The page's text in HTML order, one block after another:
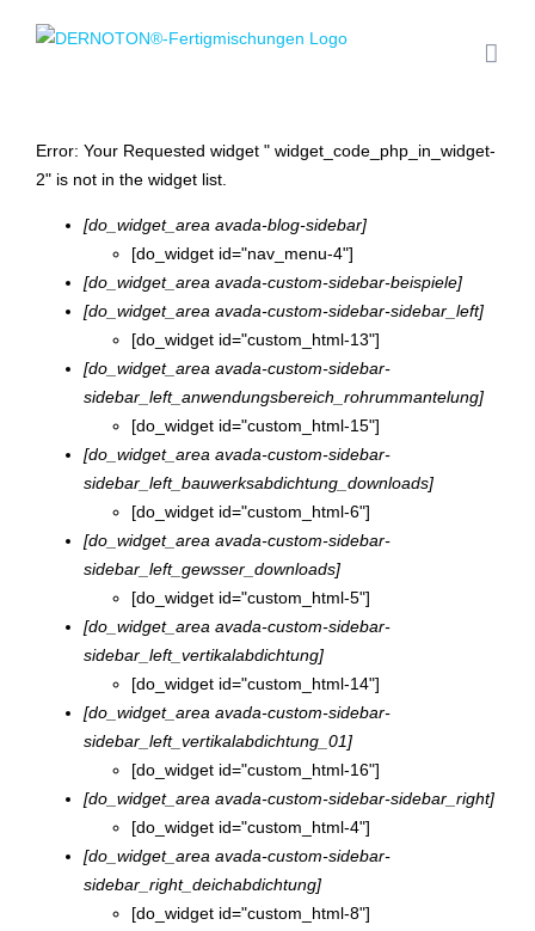
Inhalt
Error: Your Requested widget " widget_code_php_in_widget-
2" is not in the widget list.
[do_widget_area avada-blog-sidebar]
[do_widget id="nav_menu-4"]
[do_widget_area avada-custom-sidebar-beispiele]
[do_widget_area avada-custom-sidebar-sidebar_left]
[do_widget id="custom_html-13"]
[do_widget_area avada-custom-sidebar-
sidebar_left_anwendungsbereich_rohrummantelung]
[do_widget id="custom_html-15"]
[do_widget_area avada-custom-sidebar-
sidebar_left_bauwerksabdichtung_downloads]
[do_widget id="custom_html-6"]
[do_widget_area avada-custom-sidebar-
sidebar_left_gewsser_downloads]
[do_widget id="custom_html-5"]
[do_widget_area avada-custom-sidebar-
sidebar_left_vertikalabdichtung]
[do_widget id="custom_html-14"]
[do_widget_area avada-custom-sidebar-
sidebar_left_vertikalabdichtung_01]
[do_widget id="custom_html-16"]
[do_widget_area avada-custom-sidebar-sidebar_right]
[do_widget id="custom_html-4"]
[do_widget_area avada-custom-sidebar-
sidebar_right_deichabdichtung]
[do_widget id="custom_html-8"]